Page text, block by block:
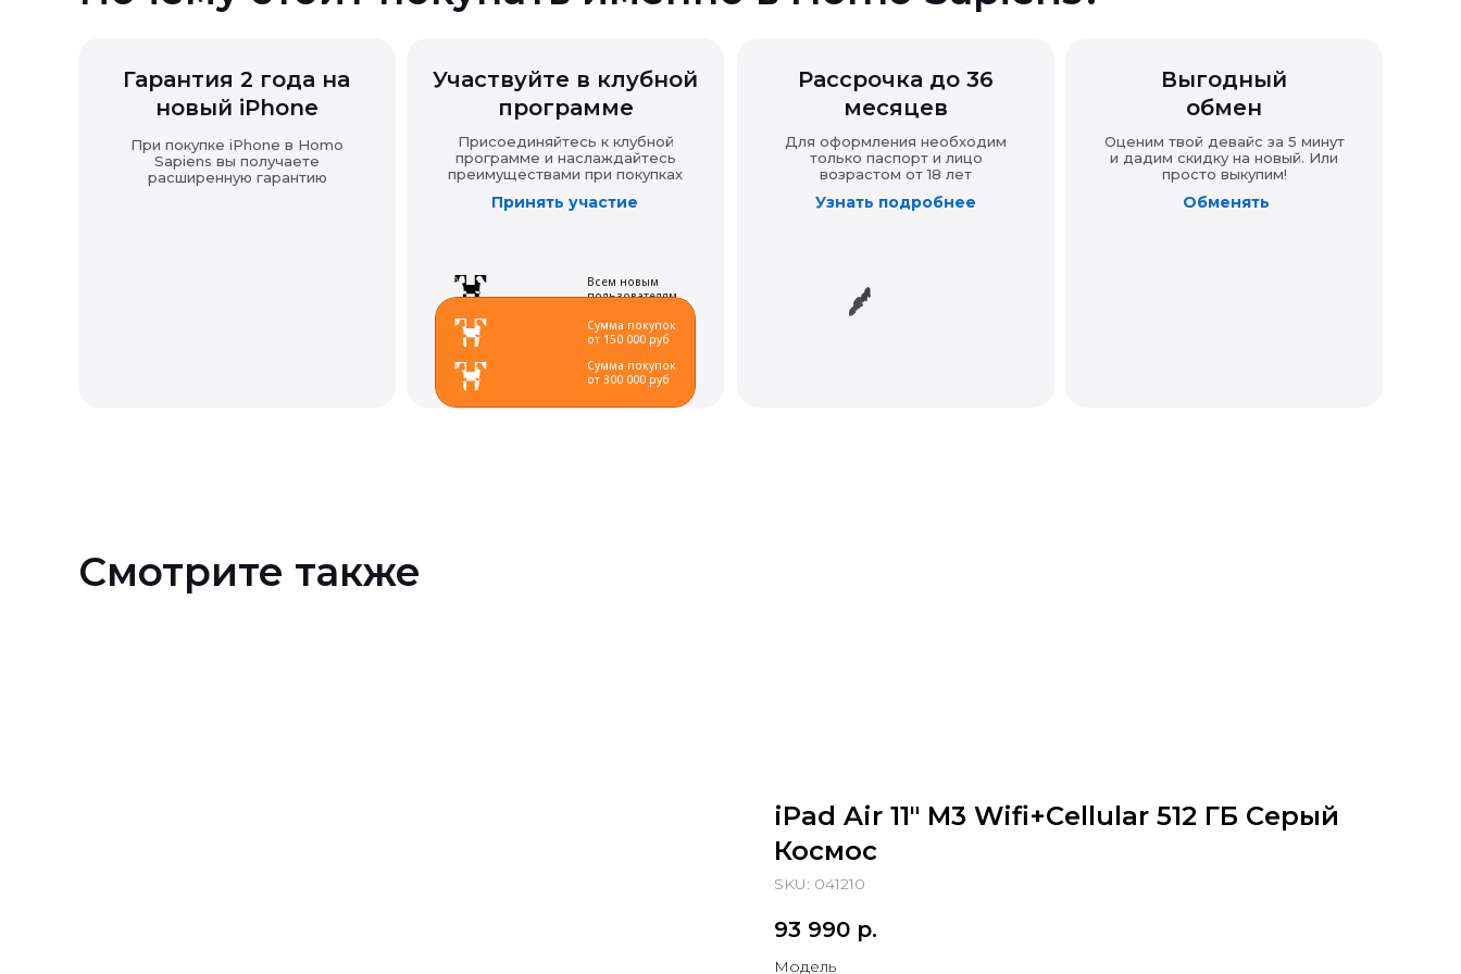
Выгодный
обмен
Рассрочка до 36
месяцев
Участвуйте в клубной
программе
Гарантия 2 года на
новый iPhone
Принять участие Узнать подробнее Обменять
При покупке iPhone в Homo
Sapiens вы получаете
расширенную гарантию
Присоединяйтесь к клубной
программе и наслаждайтесь
преимуществами при покупках
Для оформления необходим
только паспорт и лицо
возрастом от 18 лет
Оценим твой девайс за 5 минут
и дадим скидку на новый. Или
просто выкупим!
Всем новым
пользователям
Сумма покупок
от 150 000 руб
Сумма покупок
от 300 000 руб
Смотрите также
iPad Air 11" M3 Wifi+Cellular 512 ГБ Серый
Космос
SKU: 041210
93 990 р.
Модель